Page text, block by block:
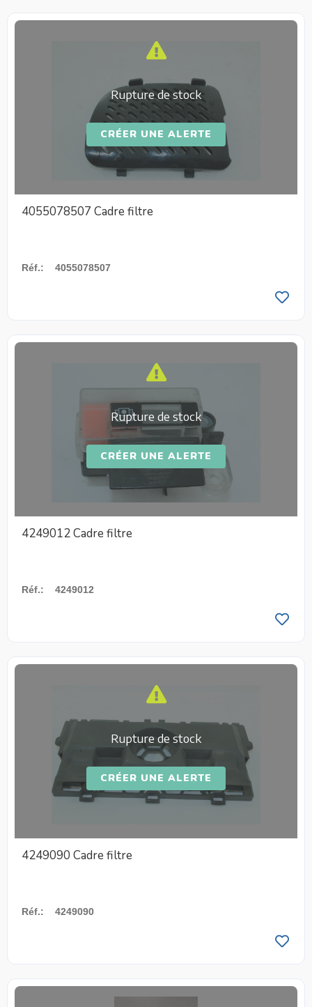
Rupture de stock
CRÉER UNE ALERTE
4055078507 Cadre filtre
Réf.: 4055078507
Rupture de stock
CRÉER UNE ALERTE
4249012 Cadre filtre
Réf.: 4249012
Rupture de stock
CRÉER UNE ALERTE
4249090 Cadre filtre
Réf.: 4249090